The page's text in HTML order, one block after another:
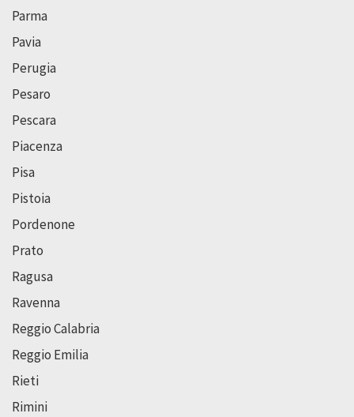
Parma
Pavia
Perugia
Pesaro
Pescara
Piacenza
Pisa
Pistoia
Pordenone
Prato
Ragusa
Ravenna
Reggio Calabria
Reggio Emilia
Rieti
Rimini